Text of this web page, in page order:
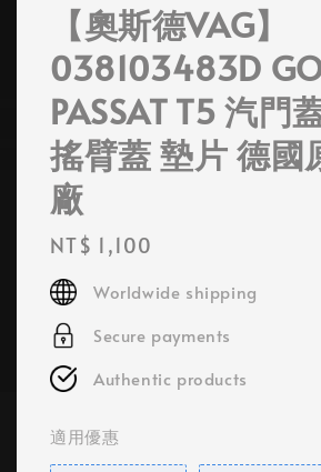
【奧斯德VAG】
038103483D
PASSAT T5 汽門
搖臂蓋 墊片 德國
廠
Regular
price
NT$ 1,100
Worldwide shipping
Secure payments
Authentic products
適用優惠